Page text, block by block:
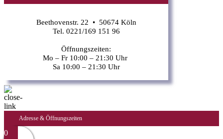
Beethovenstr. 22 • 50674 Köln
Tel. 0221/169 151 96
Öffnungszeiten:
Mo – Fr 10:00 – 21:30 Uhr
Sa 10:00 – 21:30 Uhr
Adresse & Öffnungszeiten
0